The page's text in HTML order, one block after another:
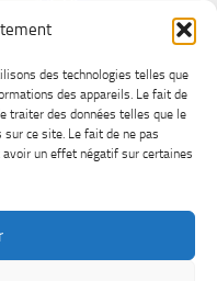
des technologies telles que
des appareils. Le fait de
traiter des données telles que le
ce site. Le fait de ne pas
un effet négatif sur certaines